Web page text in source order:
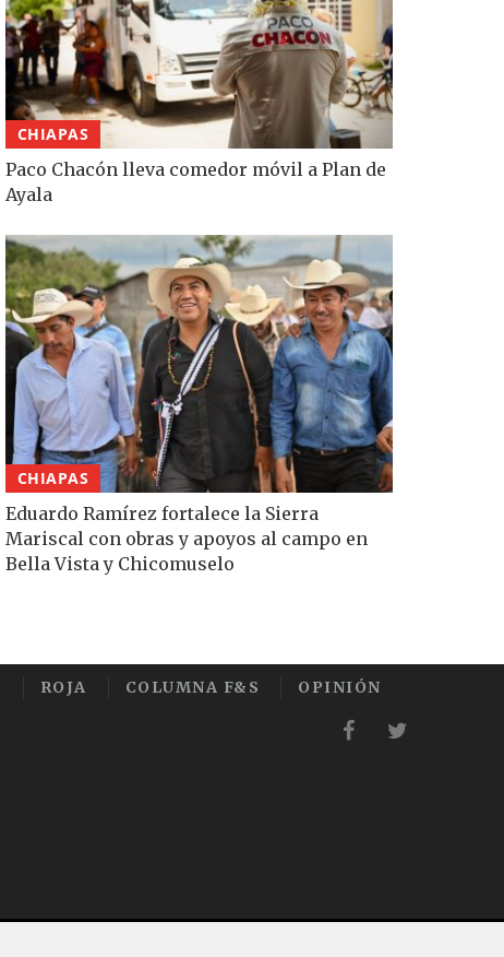
CHIAPAS
Paco Chacón lleva comedor móvil a Plan de
Ayala
CHIAPAS
Eduardo Ramírez fortalece la Sierra
Mariscal con obras y apoyos al campo en
Bella Vista y Chicomuselo
ROJA COLUMNA F&S OPINIÓN